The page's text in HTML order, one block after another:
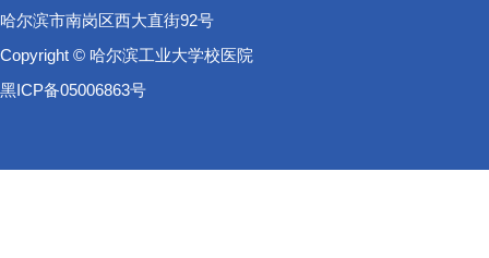
哈尔滨市南岗区西大直街92号
Copyright © 哈尔滨工业大学校医院
黑ICP备05006863号